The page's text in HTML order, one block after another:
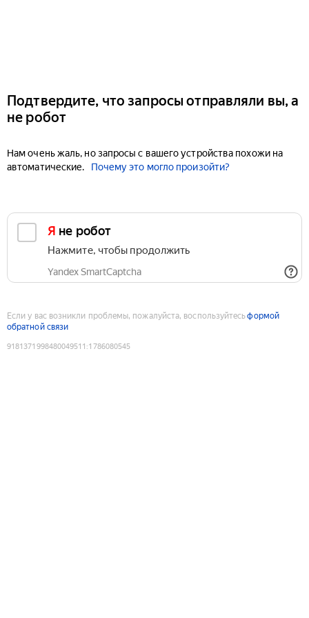
Подтвердите, что запросы отправляли вы, а
не робот
Нам очень жаль, но запросы с вашего устройства похожи на
автоматические.
Почему это могло произойти?
Я не робот
Нажмите, чтобы продолжить
Yandex SmartCaptcha
Если у вас возникли проблемы, пожалуйста, воспользуйтесьформой
обратной связи
9181371998480049511 :1786080545